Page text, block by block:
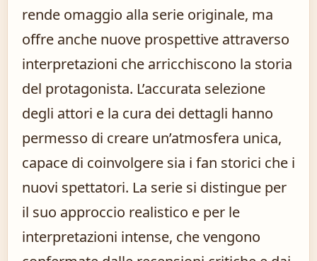
rende omaggio alla serie originale, ma
offre anche nuove prospettive attraverso
interpretazioni che arricchiscono la storia
del protagonista. L’accurata selezione
degli attori e la cura dei dettagli hanno
permesso di creare un’atmosfera unica,
capace di coinvolgere sia i fan storici che i
nuovi spettatori. La serie si distingue per
il suo approccio realistico e per le
interpretazioni intense, che vengono